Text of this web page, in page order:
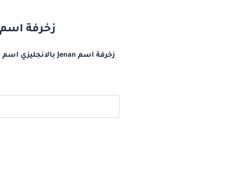
زخرفة اسم Jenan بالانجليزي اسم جنان مزخرف بالانجليزي